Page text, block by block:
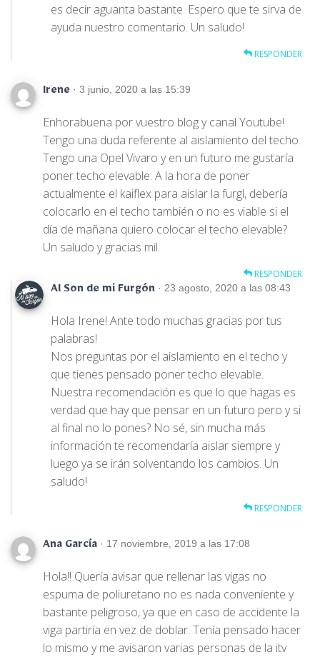
es decir aguanta bastante. Espero que te sirva de
ayuda nuestro comentario. Un saludo!
RESPONDER
Irene · 3 junio, 2020 a las 15:39
Enhorabuena por vuestro blog y canal Youtube!
Tengo una duda referente al aislamiento del techo.
Tengo una Opel Vivaro y en un futuro me gustaría
poner techo elevable. A la hora de poner
actualmente el kaiflex para aislar la furgl, debería
colocarlo en el techo también o no es viable si el
día de mañana quiero colocar el techo elevable?
Un saludo y gracias mil.
RESPONDER
Al Son de mi Furgón · 23 agosto, 2020 a las 08:43
Hola Irene! Ante todo muchas gracias por tus
palabras!
Nos preguntas por el aislamiento en el techo y
que tienes pensado poner techo elevable.
Nuestra recomendación es que lo que hagas es
verdad que hay que pensar en un futuro pero y si
al final no lo pones? No sé, sin mucha más
información te recomendaría aislar siempre y
luego ya se irán solventando los cambios. Un
saludo!
RESPONDER
Ana García · 17 noviembre, 2019 a las 17:08
Hola!! Quería avisar que rellenar las vigas no
espuma de poliuretano no es nada conveniente y
bastante peligroso, ya que en caso de accidente la
viga partiría en vez de doblar. Tenía pensado hacer
lo mismo y me avisaron varias personas de la itv